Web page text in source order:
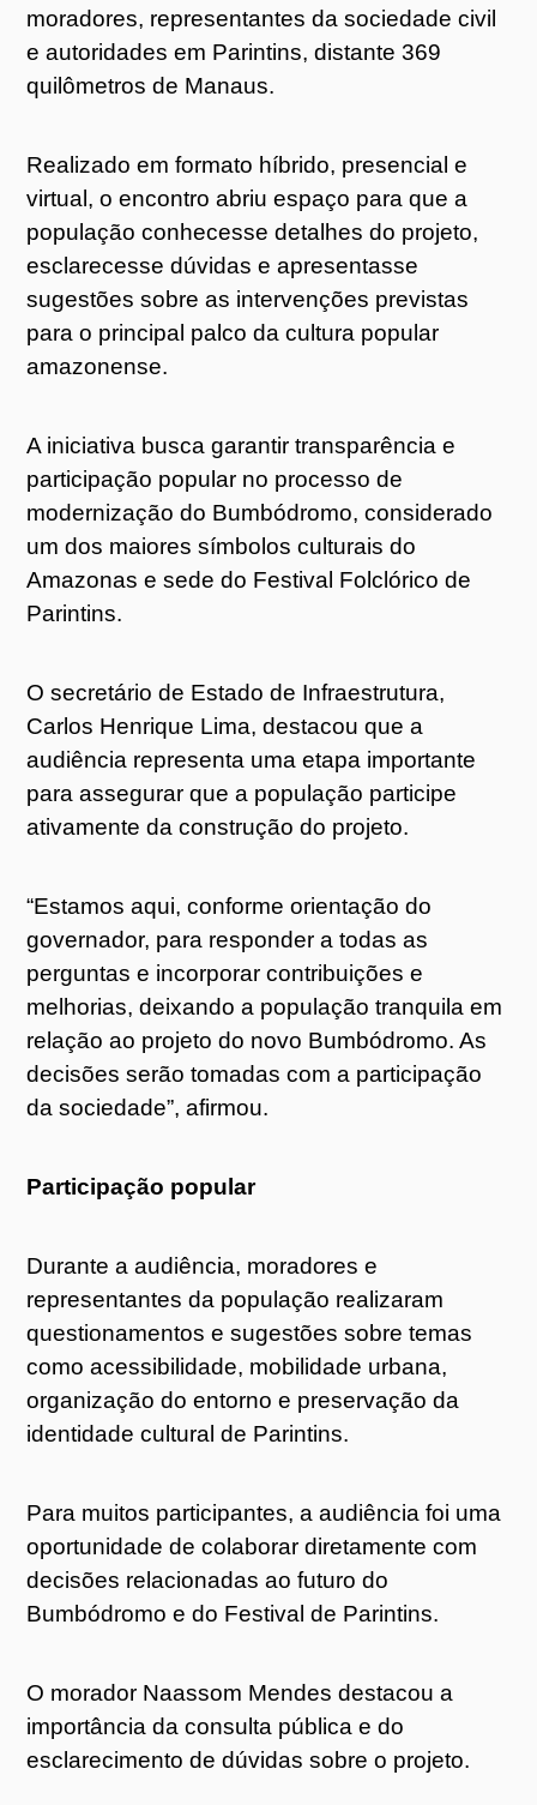
moradores, representantes da sociedade civil
e autoridades em Parintins, distante 369
quilômetros de Manaus.
Realizado em formato híbrido, presencial e
virtual, o encontro abriu espaço para que a
população conhecesse detalhes do projeto,
esclarecesse dúvidas e apresentasse
sugestões sobre as intervenções previstas
para o principal palco da cultura popular
amazonense.
A iniciativa busca garantir transparência e
participação popular no processo de
modernização do Bumbódromo, considerado
um dos maiores símbolos culturais do
Amazonas e sede do Festival Folclórico de
Parintins.
O secretário de Estado de Infraestrutura,
Carlos Henrique Lima, destacou que a
audiência representa uma etapa importante
para assegurar que a população participe
ativamente da construção do projeto.
“Estamos aqui, conforme orientação do
governador, para responder a todas as
perguntas e incorporar contribuições e
melhorias, deixando a população tranquila em
relação ao projeto do novo Bumbódromo. As
decisões serão tomadas com a participação
da sociedade”, afirmou.
Participação popular
Durante a audiência, moradores e
representantes da população realizaram
questionamentos e sugestões sobre temas
como acessibilidade, mobilidade urbana,
organização do entorno e preservação da
identidade cultural de Parintins.
Para muitos participantes, a audiência foi uma
oportunidade de colaborar diretamente com
decisões relacionadas ao futuro do
Bumbódromo e do Festival de Parintins.
O morador Naassom Mendes destacou a
importância da consulta pública e do
esclarecimento de dúvidas sobre o projeto.